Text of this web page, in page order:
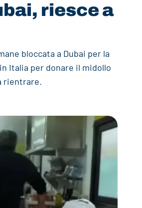
riesce a
bloccata a Dubai per la
Italia per donare il midollo
rientrare.